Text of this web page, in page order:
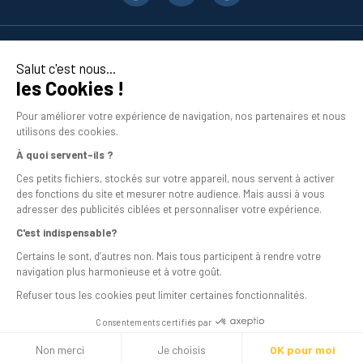
Salut c'est nous...
les Cookies !
Pour améliorer votre expérience de navigation, nos partenaires et nous
utilisons des cookies.
À quoi servent-ils ?
Ces petits fichiers, stockés sur votre appareil, nous servent à activer
des fonctions du site et mesurer notre audience. Mais aussi à vous
adresser des publicités ciblées et personnaliser votre expérience.
C'est indispensable?
Certains le sont, d’autres non. Mais tous participent à rendre votre
navigation plus harmonieuse et à votre goût.
Refuser tous les cookies peut limiter certaines fonctionnalités.
Consentements certifiés par
Non merci Je choisis OK pour moi
affaire à un trou borgne, puisqu'il est alors facile de l’enlever en cas de
Quant à la goupille pleine rectifiée, elle convient très bien aux trous
cylindrique peut être chassée.Selon l’application, elle peut être
montée avec un léger serrage pour éviter tout jeu ou être ajustée pour
Acheter des goupilles cylindriques : la gamme de Bricovis
Pour vous permettre de trouver la goupille cylindrique qui conviendra à
votre usage, Bricovis a sélectionné des modèles aux caractéristiques
décolletés ou rectifiés, et des goupilles pleines ou taraudées (ces
dernières comportent un méplat sur toute leur longueur, qui permet à
l’air de s’échapper lors du montage dans un trou borgne).
Le choix du matériau a aussi son importance en fonction de
l’environnement de montage et des métaux en contact avec la goupille
En savoir plus
Mentions légales
Conditions générales de vente